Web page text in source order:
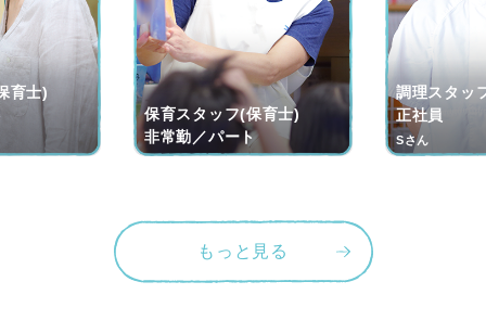
育士)
保育スタッフ(保育士)
非常勤／パート
調理スタッ
正社員
Sさん
もっと見る